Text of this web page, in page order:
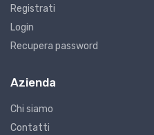
Registrati
Login
Recupera password
Azienda
Chi siamo
Contatti